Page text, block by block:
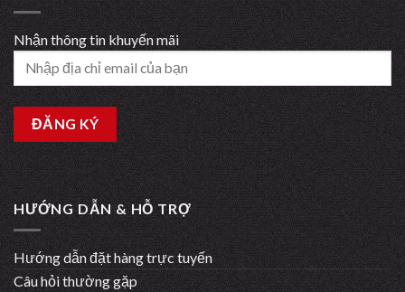
Nhận thông tin khuyến mãi
HƯỚNG DẪN & HỖ TRỢ
Hướng dẫn đặt hàng trực tuyến
Câu hỏi thường gặp